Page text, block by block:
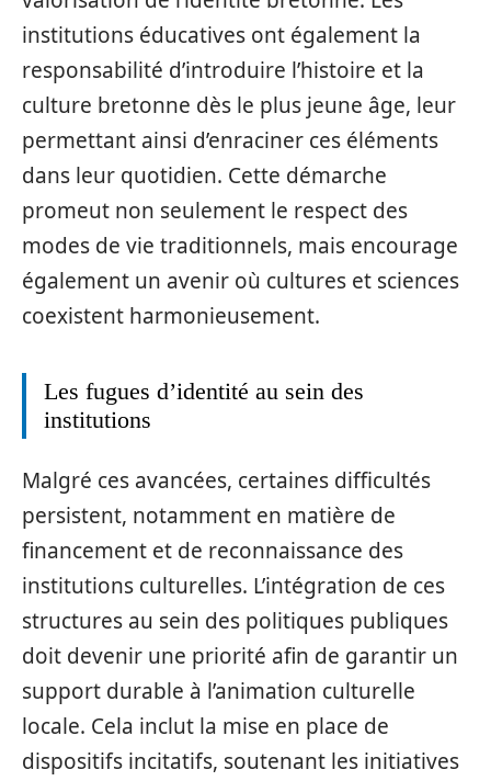
institutions éducatives ont également la
responsabilité d’introduire l’histoire et la
culture bretonne dès le plus jeune âge, leur
permettant ainsi d’enraciner ces éléments
dans leur quotidien. Cette démarche
promeut non seulement le respect des
modes de vie traditionnels, mais encourage
également un avenir où cultures et sciences
coexistent harmonieusement.
Les fugues d’identité au sein des
institutions
Malgré ces avancées, certaines difficultés
persistent, notamment en matière de
financement et de reconnaissance des
institutions culturelles. L’intégration de ces
structures au sein des politiques publiques
doit devenir une priorité afin de garantir un
support durable à l’animation culturelle
locale. Cela inclut la mise en place de
dispositifs incitatifs, soutenant les initiatives